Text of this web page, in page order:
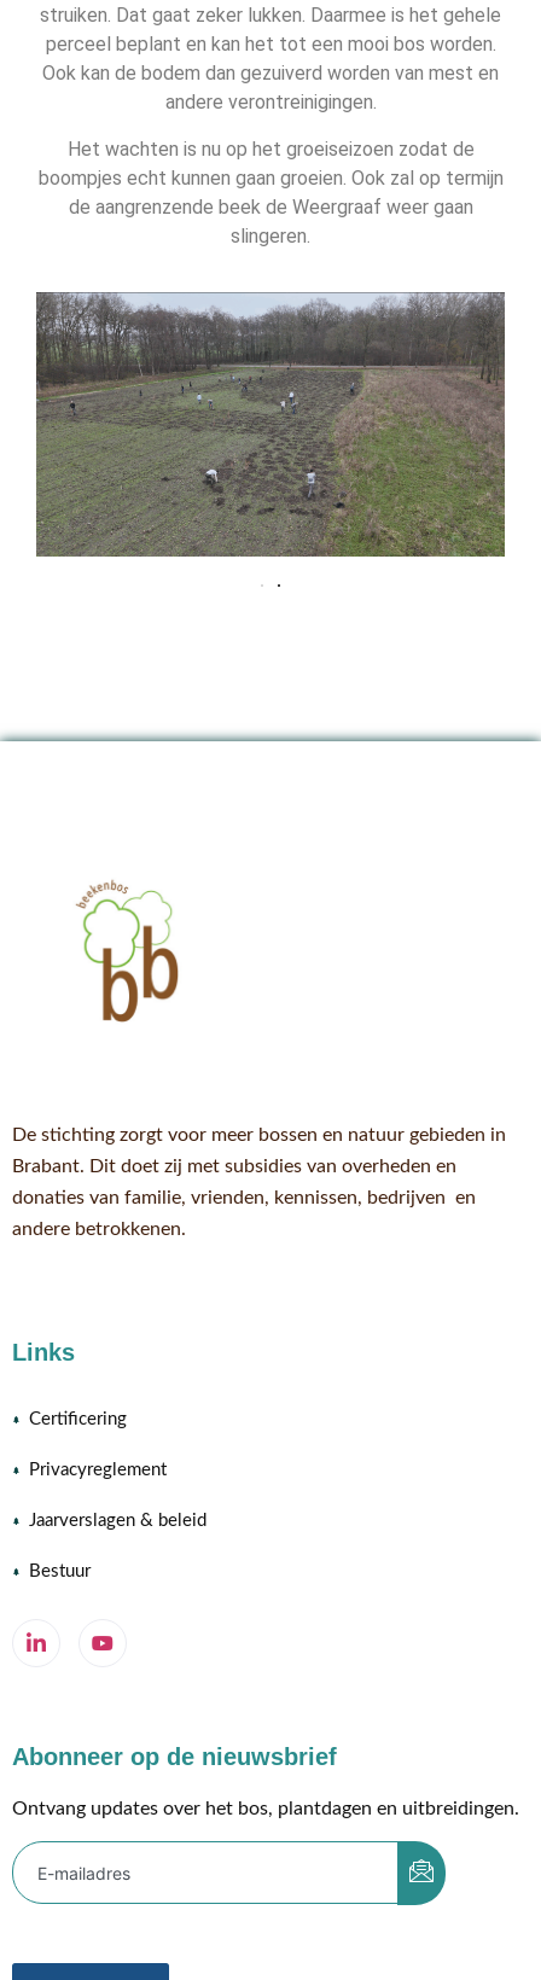
struiken. Dat gaat zeker lukken. Daarmee is het gehele
perceel beplant en kan het tot een mooi bos worden.
Ook kan de bodem dan gezuiverd worden van mest en
andere verontreinigingen.
Het wachten is nu op het groeiseizoen zodat de
boompjes echt kunnen gaan groeien. Ook zal op termijn
de aangrenzende beek de Weergraaf weer gaan
slingeren.
De stichting zorgt voor meer bossen en natuur gebieden in
Brabant. Dit doet zij met subsidies van overheden en
donaties van familie, vrienden, kennissen, bedrijven en
andere betrokkenen.
Links
Certificering
Privacyreglement
Jaarverslagen & beleid
Bestuur
Abonneer op de nieuwsbrief
Ontvang updates over het bos, plantdagen en uitbreidingen.